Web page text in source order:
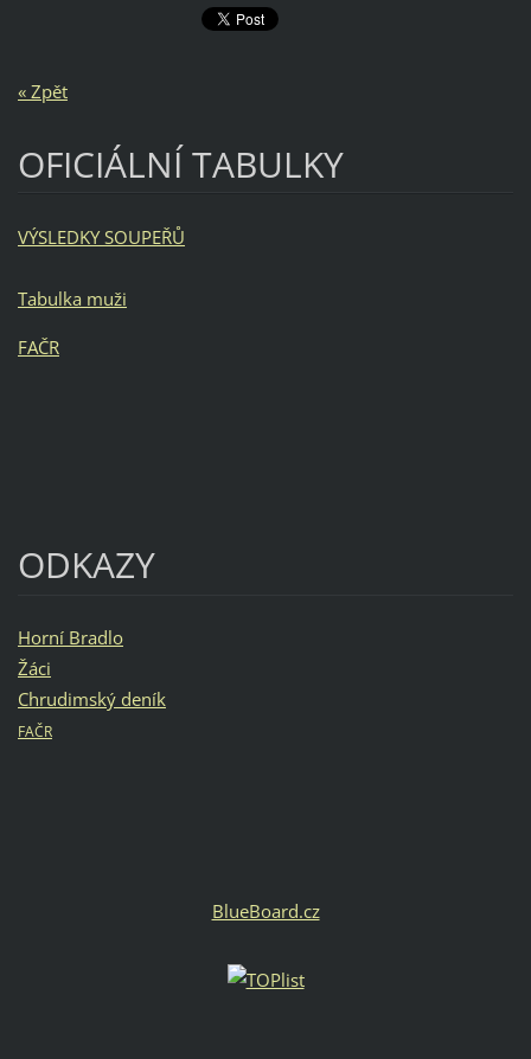
« Zpět
OFICIÁLNÍ TABULKY
VÝSLEDKY SOUPEŘŮ
Tabulka muži
FAČR
ODKAZY
Horní Bradlo
Žáci
Chrudimský deník
FAČR
BlueBoard.cz